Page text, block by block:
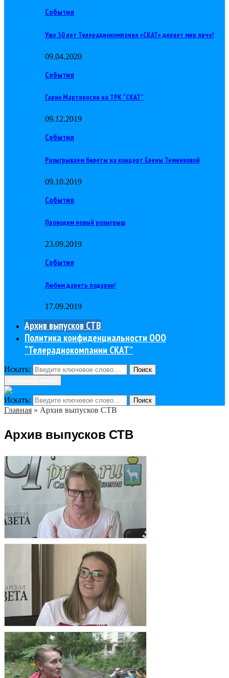
События
Уже 30 лет Телерадиокомпания «СКАТ» делает мир ярче!
09.04.2020
События
Гарик Мартиросян на ТРК “СКАТ”
09.12.2019
События
Разыгрываем билеты на концерт Елены Темниковой
09.10.2019
События
Проводим новый розыгрыш
23.09.2019
События
Любим дарить подарки!
17.09.2019
Архив выпусков СТВ
Политика конфиденциальности ООО
“Телерадиокомпании СКАТ”
Искать:
Поиск
Искать: Поиск
Главная » Архив выпусков СТВ
Архив выпусков СТВ